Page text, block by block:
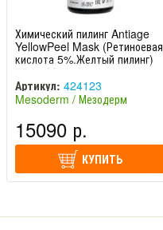
Химический пилинг Antiage
YellowPeel Mask (Ретиноевая
кислота 5%.Желтый пилинг)
25 мл Mesode
Артикул: 424123
Mesoderm / Мезодерм
15090 р.
КУПИТЬ